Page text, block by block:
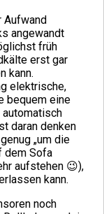
angewandt
früh
erst gar
kann.
elektrische,
bequem eine
daran denken
„um die
dem Sofa
aufstehen 😉),
kann.
noch